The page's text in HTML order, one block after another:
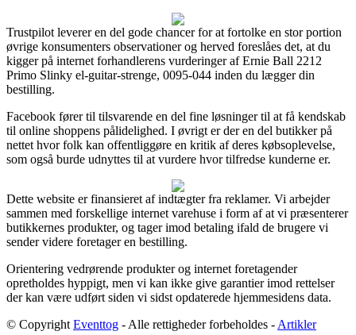
Trustpilot leverer en del gode chancer for at fortolke en stor portion
øvrige konsumenters observationer og herved foreslåes det, at du
kigger på internet forhandlerens vurderinger af Ernie Ball 2212
Primo Slinky el-guitar-strenge, 0095-044 inden du lægger din
bestilling.
Facebook fører til tilsvarende en del fine løsninger til at få kendskab
til online shoppens pålidelighed. I øvrigt er der en del butikker på
nettet hvor folk kan offentliggøre en kritik af deres købsoplevelse,
som også burde udnyttes til at vurdere hvor tilfredse kunderne er.
Dette website er finansieret af indtægter fra reklamer. Vi arbejder
sammen med forskellige internet varehuse i form af at vi præsenterer
butikkernes produkter, og tager imod betaling ifald de brugere vi
sender videre foretager en bestilling.
Orientering vedrørende produkter og internet foretagender
opretholdes hyppigt, men vi kan ikke give garantier imod rettelser
der kan være udført siden vi sidst opdaterede hjemmesidens data.
© Copyright Eventtog - Alle rettigheder forbeholdes - Artikler